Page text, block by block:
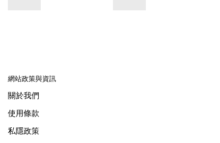
網站政策與資訊
關於我們
使用條款
私隱政策